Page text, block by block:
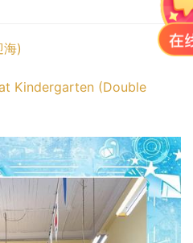
海)
Kindergarten (Double